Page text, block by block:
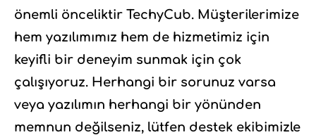
önemli önceliktir TechyCub. Müşterilerimize
hem yazılımımız hem de hizmetimiz için
keyifli bir deneyim sunmak için çok
çalışıyoruz. Herhangi bir sorunuz varsa
veya yazılımın herhangi bir yönünden
memnun değilseniz, lütfen destek ekibimizle